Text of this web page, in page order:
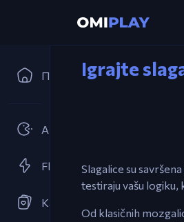
Почетна
Arkadne
Flash Igre
Karte
Igrajte
Slagalice su
testiraju vašu
Od klasičnih